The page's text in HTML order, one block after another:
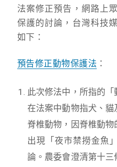
法案修正預告，網路上
保護的討論，台灣科技
如下：
預告修正動物保護法 ：
此次修法中，所指的「
在法案中動物指犬、
脊椎動物，因脊椎動
出現「夜市禁撈金魚
論。農委會澄清第十